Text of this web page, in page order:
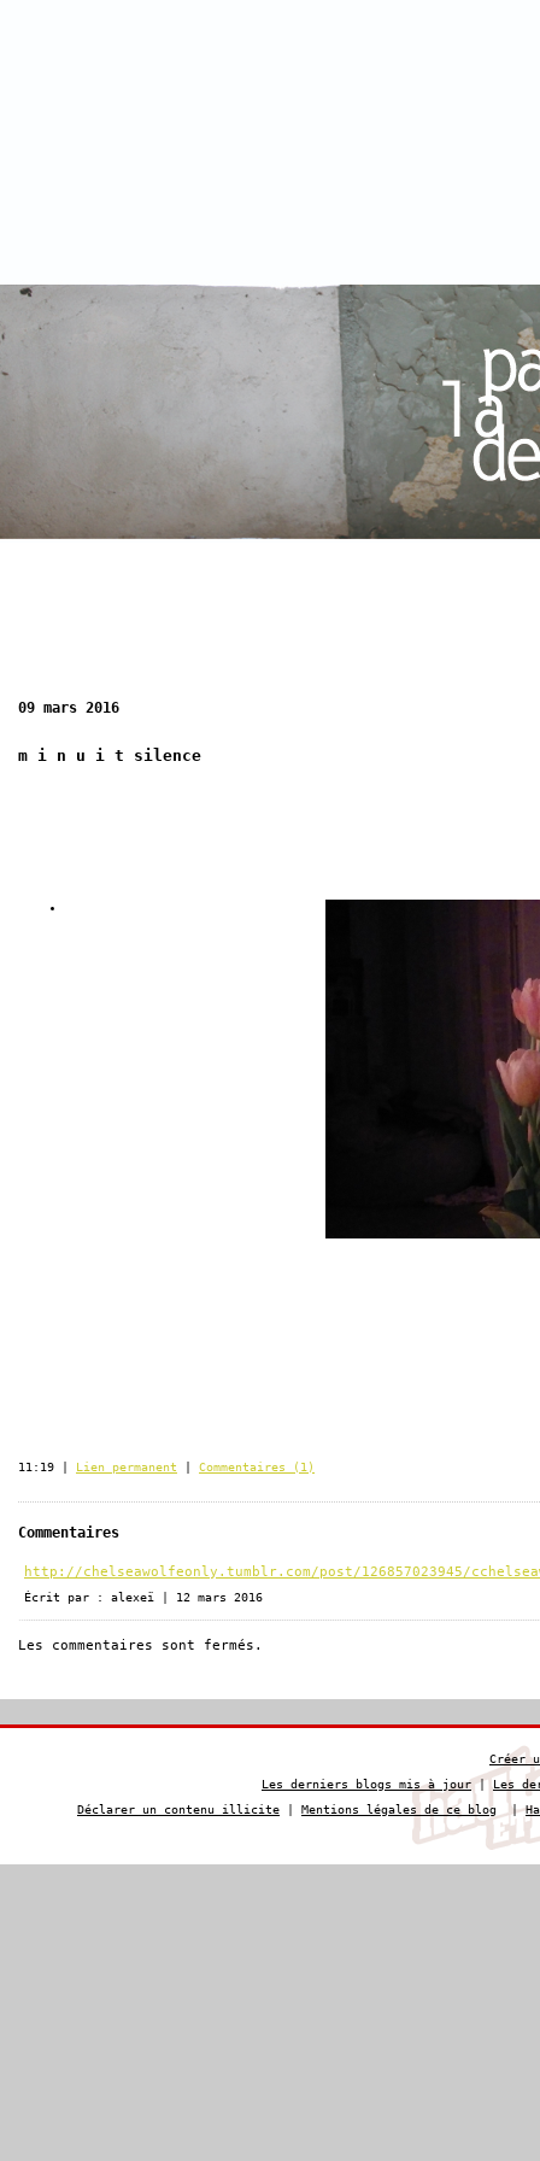
09 mars 2016
m i n u i t silence
11:19 | Lien permanent Commentaires (1)
Commentaires
http://chelseawolfeonly.tumblr.com/post/126857023945/
Écrit par : alexeï | 12 mars 2016
Les commentaires sont fermés.
Créer
Les derniers blogs mis à jour | Les
Déclarer un contenu illicite | Mentions légales de ce blog |